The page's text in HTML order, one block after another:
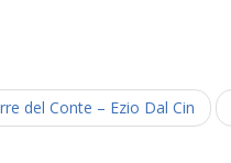
del Conte – Ezio Dal Cin